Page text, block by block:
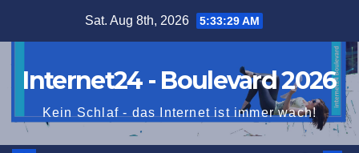
Sat. Aug 8th, 2026 5:33:30 AM
Internet24 - Boulevard 2026
Kein Schlaf - das Internet ist immer wach!